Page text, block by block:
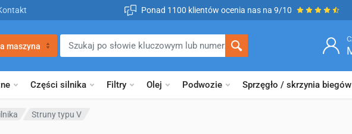
Ponad 1100 klientów ocenia nas na 9/10
Części silnika Filtry Olej Podwozie Sprzęgło / skrzynia biegów
maszyna
Struny typu V